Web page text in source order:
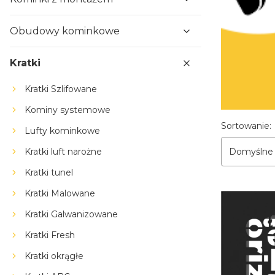
Obudowy kominkowe
Kratki
Kratki Szlifowane
Kominy systemowe
Lufty kominkowe
Kratki luft narożne
Kratki tunel
Kratki Malowane
Kratki Galwanizowane
Kratki Fresh
Kratki okrągłe
Lista
Sortowanie:
Domyślne